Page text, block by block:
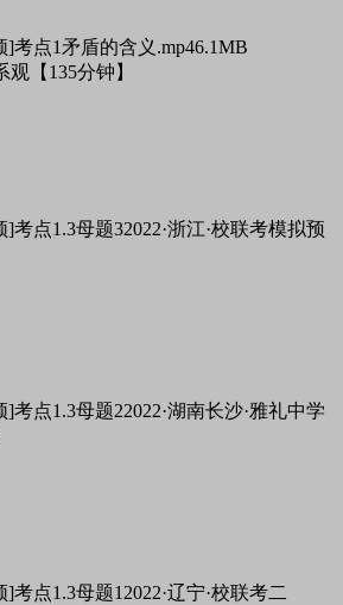
]考点1矛盾的含义.mp46.1MB
【135分钟】
]考点1.3母题32022·浙江·校联考模拟预
]考点1.3母题22022·湖南长沙·雅礼中学
]考点1.3母题12022·辽宁·校联考二